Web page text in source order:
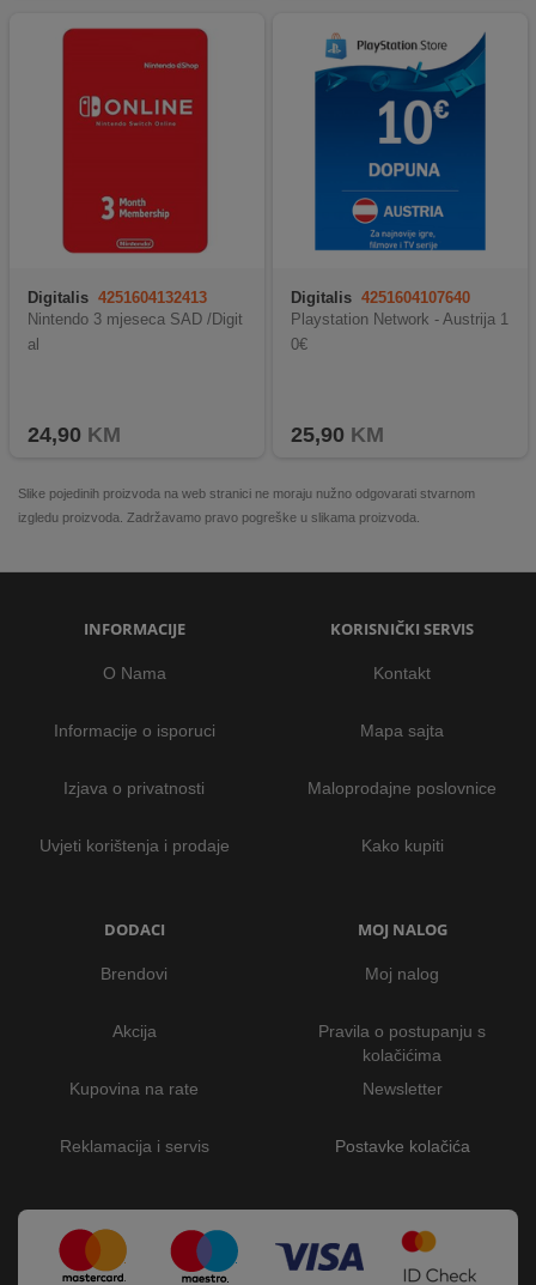
Digitalis 4251604132413
Nintendo 3 mjeseca SAD /Digit
al
24,90 KM
Digitalis 4251604107640
Playstation Network - Austrija 1
0€
25,90 KM
Slike pojedinih proizvoda na web stranici ne moraju nužno odgovarati stvarnom
izgledu proizvoda. Zadržavamo pravo pogreške u slikama proizvoda.
INFORMACIJE
O Nama
Informacije o isporuci
Izjava o privatnosti
Uvjeti korištenja i prodaje
KORISNIČKI SERVIS
Kontakt
Mapa sajta
Maloprodajne poslovnice
Kako kupiti
DODACI
Brendovi
Akcija
Kupovina na rate
Reklamacija i servis
MOJ NALOG
Moj nalog
Pravila o postupanju s
kolačićima
Newsletter
Postavke kolačića